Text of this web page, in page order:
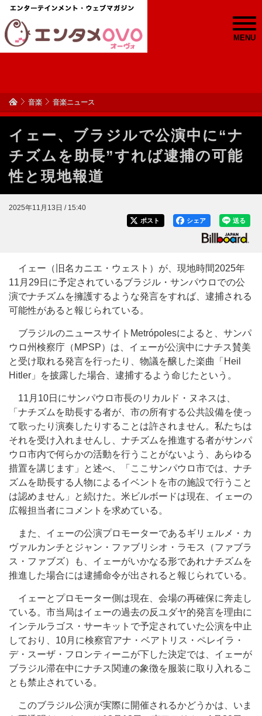
MENU
音楽 音楽ニュース
イェー、ブラジルで公演中に“ナ
チズムを助長”すれば逮捕の可能
性と現地報道
2025年11月13日 / 15:40
送る
シェア
ポスト
イェー（旧名カニエ・ウェスト）が、現地時間2025年
11月29日に予定されているブラジル・サンパウロでの公
演でナチズムを擁護するような発言をすれば、逮捕される
可能性があると報じられている。
ブラジルのニュースサイトMetrópolesによると、サンパ
ウロ州検察庁（MPSP）は、イェーが公演中にナチス賛美
と受け取れる発言を行ったり、物議を醸した楽曲「Heil
Hitler」を披露した場合、逮捕するよう命じたという。
11月10日にサンパウロ市長のリカルド・ヌネスは、
「ナチズムを助長する者が、市の所有する公共設備を使っ
て歌ったり演奏したりすることは許されません。私たちは
それを受け入れませんし、ナチズムを推進する者がサンパ
ウロ市内で何らかの活動を行うことがないよう、あらゆる
措置を講じます」と述べ、「ここサンパウロ市では、ナチ
ズムを助長する人物によるイベントを市の施設で行うこと
は認めません」と続けた。米ビルボードは現在、イェーの
広報担当者にコメントを求めている。
また、イェーの公演プロモーターであるギリェルメ・カ
ヴァルカンチとジャン・ファブリシオ・ラモス（ファブラ
ス・ファブズ）も、イェーがいかなる形であれナチズムを
推進した場合には逮捕命令が出されると報じられている。
イェーとプロモーター側は現在、会場の再確保に奔走し
ている。市当局はイェーの過去の反ユダヤ的発言を理由に
インテルラゴス・サーキットで予定されていた公演を中止
しており、10月に検察官アナ・ベアトリス・ペレイラ・
デ・スーザ・フロンティーニが下した決定では、イェーが
ブラジル滞在中にナチス関連の象徴を服装に取り入れるこ
とも禁止されている。
このブラジル公演が実際に開催されるかどうかは、いま